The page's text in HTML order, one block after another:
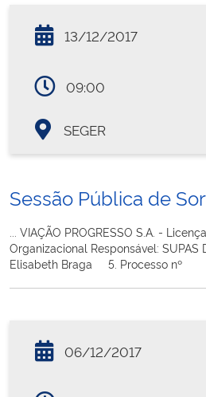
13/12/2017
09:00
SEGER
Sessão Pública de
... VIAÇÃO PROGRESSO S.A. -
Organizacional Responsável: SUPAS
Elisabeth Braga 5. Processo nº
06/12/2017